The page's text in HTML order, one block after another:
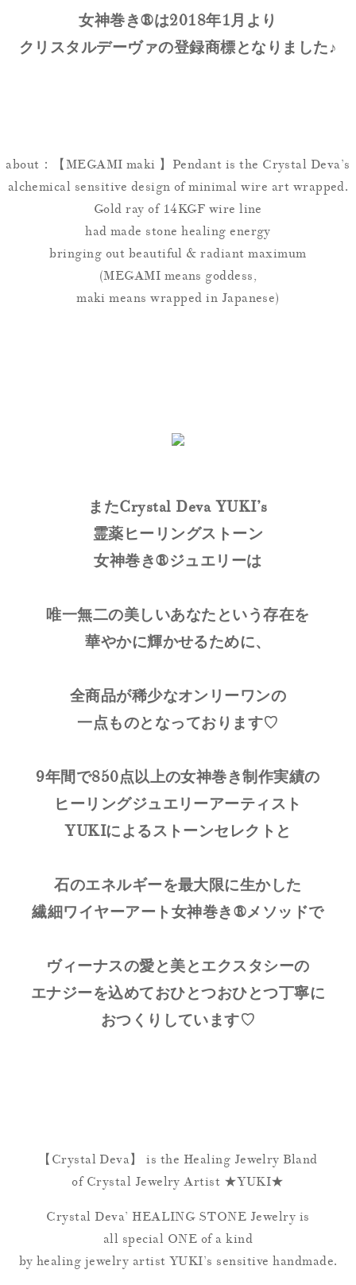
女神巻き®は2018年1月より
クリスタルデーヴァの登録商標となりました♪
about：【MEGAMI maki 】Pendant is the Crystal Deva’s
alchemical sensitive design of minimal wire art wrapped.
Gold ray of 14KGF wire line
had made stone healing energy
bringing out beautiful & radiant maximum
(MEGAMI means goddess,
maki means wrapped in Japanese)
またCrystal Deva YUKI’s
霊薬ヒーリングストーン
女神巻き®ジュエリーは
唯一無二の美しいあなたという存在を
華やかに輝かせるために、
全商品が稀少なオンリーワンの
一点ものとなっております♡
9年間で850点以上の女神巻き制作実績の
ヒーリングジュエリーアーティスト
YUKIによるストーンセレクトと
石のエネルギーを最大限に生かした
繊細ワイヤーアート女神巻き®メソッドで
ヴィーナスの愛と美とエクスタシーの
エナジーを込めておひとつおひとつ丁寧に
おつくりしています♡
【Crystal Deva】 is the Healing Jewelry Bland
of Crystal Jewelry Artist ★YUKI★
Crystal Deva’ HEALING STONE Jewelry is
all special ONE of a kind
by healing jewelry artist YUKI’s sensitive handmade.